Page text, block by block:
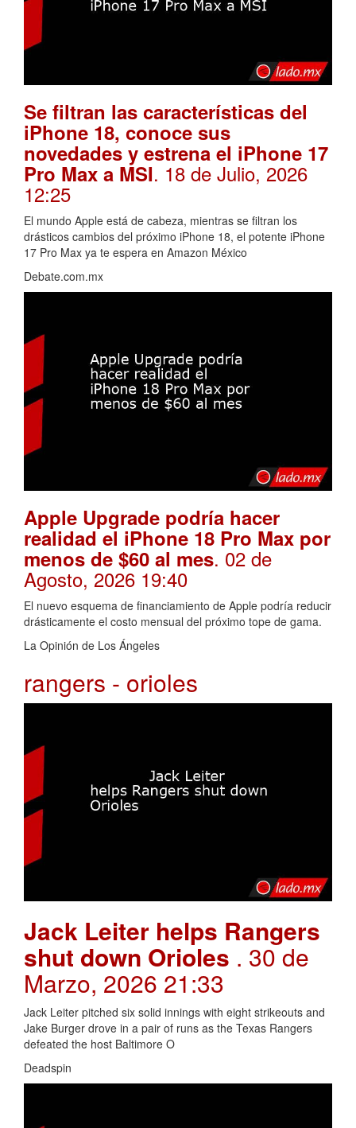
Se filtran las características del
iPhone 18, conoce sus
novedades y estrena el iPhone 17
Pro Max a MSI. 18 de Julio, 2026
12:25
El mundo Apple está de cabeza, mientras se filtran los
drásticos cambios del próximo iPhone 18, el potente iPhone
17 Pro Max ya te espera en Amazon México
Debate.com.mx
Apple Upgrade podría hacer
realidad el iPhone 18 Pro Max por
menos de $60 al mes. 02 de
Agosto, 2026 19:40
El nuevo esquema de financiamiento de Apple podría reducir
drásticamente el costo mensual del próximo tope de gama.
La Opinión de Los Ángeles
rangers - orioles
Jack Leiter helps Rangers
shut down Orioles . 30 de
Marzo, 2026 21:33
Jack Leiter pitched six solid innings with eight strikeouts and
Jake Burger drove in a pair of runs as the Texas Rangers
defeated the host Baltimore O
Deadspin